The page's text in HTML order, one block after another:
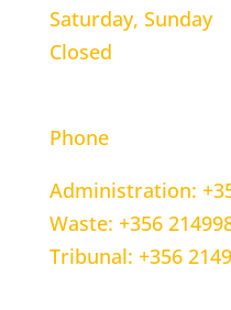
Saturday, Sunday
Closed
Phone
Administration:
Waste: +356
Tribunal: +356